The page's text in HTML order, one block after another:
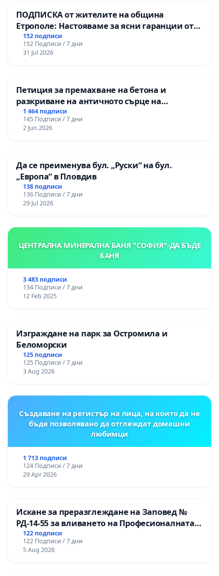
ПОДПИСКА от жителите на община
Етрополе: Настояваме за ясни гаранции от
“Елаците-МЕД” АД и от държавата, че ще се
изпълнят всички екологични норми!
152 подписи
152 Подписи / 7 дни
31 Jul 2026
Петиция за премахване на бетона и
разкриване на античното сърце на
Могиланската могила във Враца
1 464 подписи
145 Подписи / 7 дни
2 Jun 2026
Да се преименува бул. „Руски“ на бул.
„Европа“ в Пловдив
138 подписи
136 Подписи / 7 дни
29 Jul 2026
ЦЕНТРАЛНА МИНЕРАЛНА БАНЯ "СОФИЯ"-ДА БЪДЕ
БАНЯ
3 483 подписи
134 Подписи / 7 дни
12 Feb 2025
Изграждане на парк за Остромила и
Беломорски
125 подписи
125 Подписи / 7 дни
3 Aug 2026
Създаване на регистър на лица, на които да не
бъде позволявано да отглеждат домашни
любимци
1 713 подписи
124 Подписи / 7 дни
29 Apr 2026
Искане за преразглеждане на Заповед №
РД-14-55 за вливането на Професионалната
гимназия по промишлени технологии в
Професионалната гимназия по икономика и
мениджмънт – гр. Пазарджик
122 подписи
122 Подписи / 7 дни
5 Aug 2026